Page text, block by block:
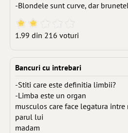
-Blondele sunt curve, dar
1.99 din 216 voturi
Bancuri cu intrebari
-Stiti care este definitia limbii?
-Limba este un organ
musculos care face legatura
parul lui
madam